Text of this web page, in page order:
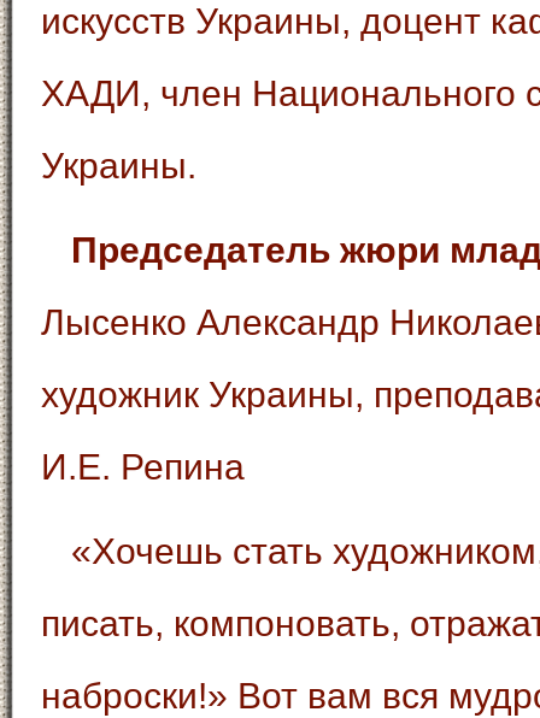
искусств Украины, доцент
ХАДИ, член Национального
Украины.
Председатель жюри
Лысенко Александр
художник Украины,
И.Е. Репина
«Хочешь стать
писать, компоновать,
наброски!» Вот вам вся